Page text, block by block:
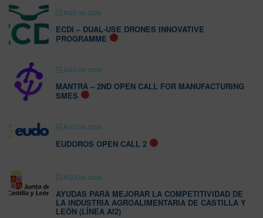
AGO 06 2026
ECDI – DUAL-USE DRONES INNOVATIVE
PROGRAMME
AGO 06 2026
MANTRA – 2ND OPEN CALL FOR MANUFACTURING
SMES
AGO 06 2026
EUDOROS OPEN CALL 2
AGO 06 2026
AYUDAS PARA MEJORAR LA COMPETITIVIDAD DE
LA INDUSTRIA AGROALIMENTARIA DE CASTILLA Y
LEÓN (LÍNEA AI2)